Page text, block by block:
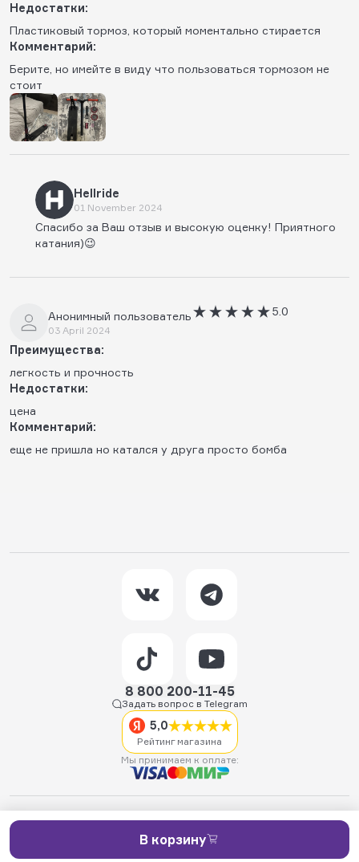
В корзину
Недостатки:
Пластиковый тормоз, который моментально стирается
Комментарий:
Берите, но имейте в виду что пользоваться тормозом не
стоит
Hellride
01 November 2024
Спасибо за Ваш отзыв и высокую оценку! Приятного
катания)😉
Анонимный пользователь
03 April 2024
5.0
Преимущества:
легкость и прочность
Недостатки:
цена
Комментарий:
еще не пришла но катался у друга просто бомба
8 800 200-11-45
Задать вопрос в Telegram
5,0
Рейтинг магазина
Мы принимаем к оплате:
одежды и обуви.